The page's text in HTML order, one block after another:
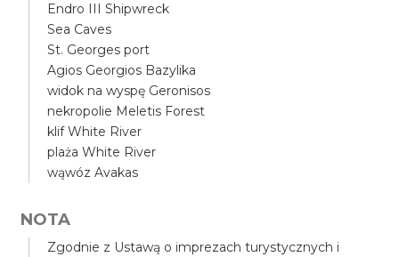
Endro III Shipwreck
Sea Caves
St. Georges port
Agios Georgios Bazylika
widok na wyspę Geronisos
nekropolie Meletis Forest
klif White River
plaża White River
wąwóz Avakas
NOTA
Zgodnie z Ustawą o imprezach turystycznych i